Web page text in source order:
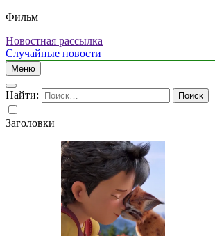
Фильм
Новостная рассылка
Случайные новости
Меню
Найти:
Заголовки